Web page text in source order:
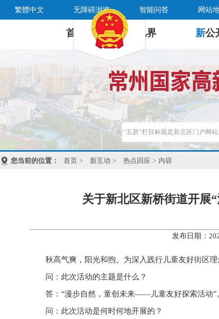
繁體中文 无障碍浏览 智能问答 网站
首 页 新 视界 新公
您当前的位置： 首页 > 新互动 > 热点回应 > 内容
关于新北区新桥街道开
发布日期：
秋高气爽，阳光和煦。为深入践行儿童友好街区
问：此次活动的主题是什么？
答：“漫步自然，童创未来——儿童友好探索活动”
问：此次活动是何时何地开展的？